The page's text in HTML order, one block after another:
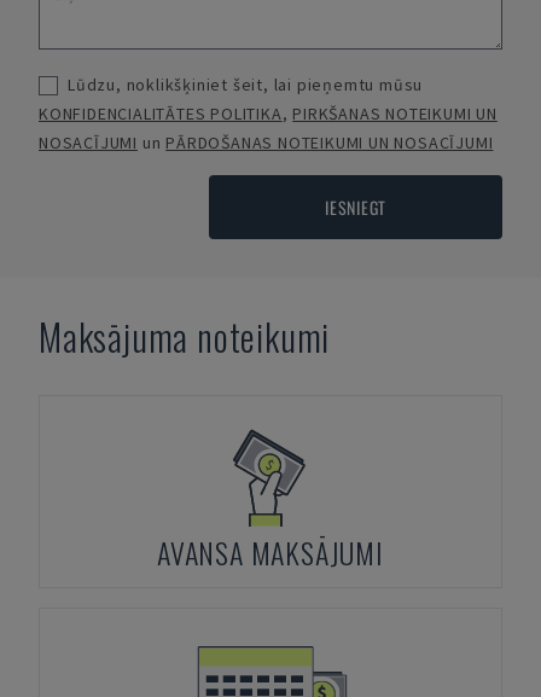
Lūdzu, noklikšķiniet šeit, lai pieņemtu mūsu
KONFIDENCIALITĀTES POLITIKA, PIRKŠANAS NOTEIKUMI UN
NOSACĪJUMI un PĀRDOŠANAS NOTEIKUMI UN NOSACĪJUMI
IESNIEGT
Maksājuma noteikumi
AVANSA MAKSĀJUMI